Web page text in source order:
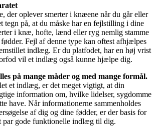
der oplever smerter i knæene når du går eller
tegn på, at du måske har en fejlstilling i dine
i knæ, hofte, lænd eller ryg nemlig stamme
Fejl af denne type kan oftest afhjælpes
indlæg. Er du platfodet, har en høj vrist
vil et indlæg også kunne hjælpe dig.
på mange måder og med mange formål.
et indlæg, er det meget vigtigt, at din
information om, hvilke lidelser, sygdomme
have. Når informationerne sammenholdes
af dig og dine fødder, er der basis for
par gode funktionelle indlæg til dig.